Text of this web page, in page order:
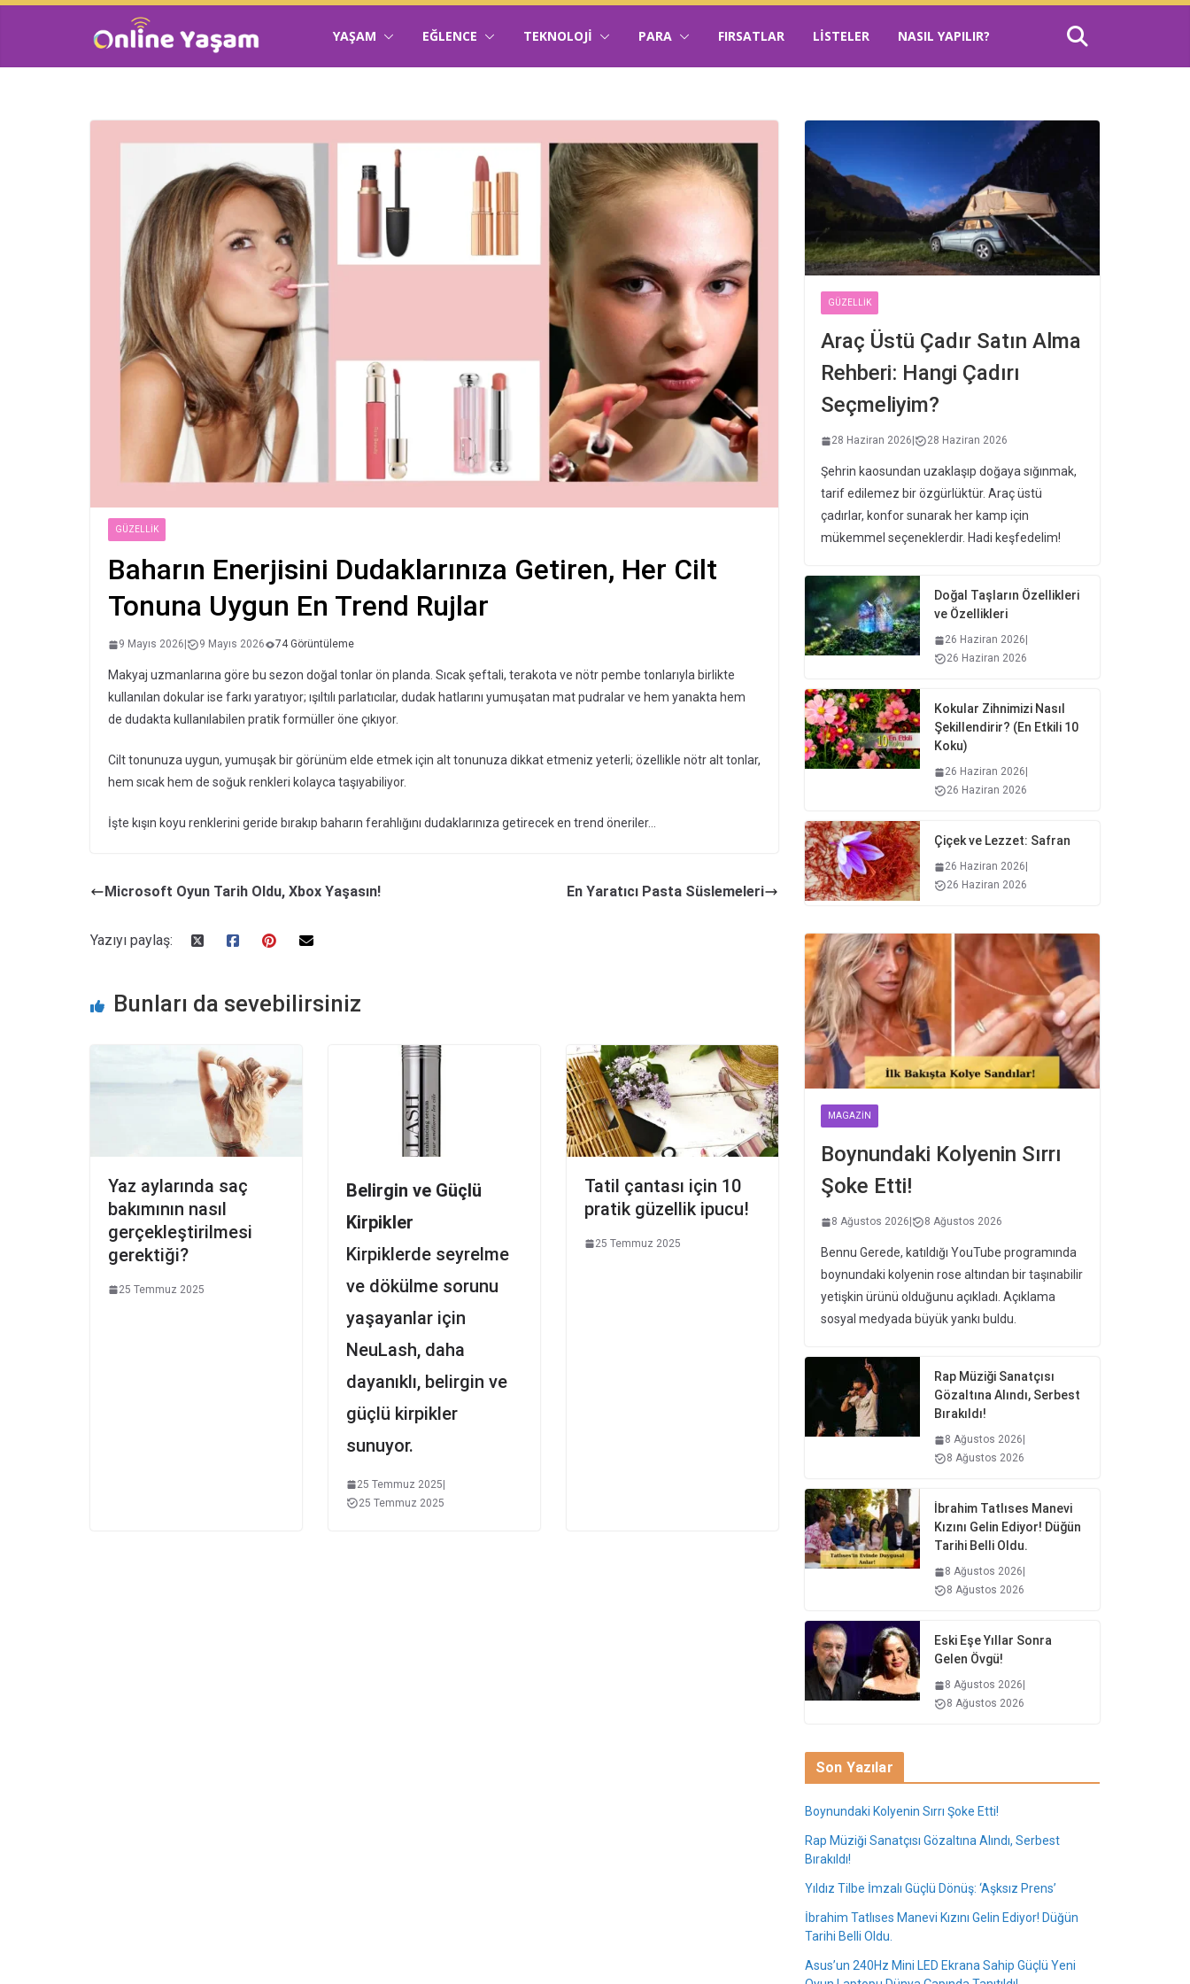
YAŞAM EĞLENCE TEKNOLOJI PARA FIRSATLAR LISTELER NASIL YAPILIR?
GÜZELLIK
Baharın Enerjisini Dudaklarınıza Getiren, Her Cilt
Tonuna Uygun En Trend Rujlar
9 Mayıs 2026 9 Mayıs 2026 74 Görüntüleme
Makyaj uzmanlarına göre bu sezon doğal tonlar ön planda. Sıcak şeftali, terakota ve nötr pembe tonlarıyla birlikte
kullanılan dokular ise farkı yaratıyor; ışıltılı parlatıcılar, dudak hatlarını yumuşatan mat pudralar ve hem yanakta hem
de dudakta kullanılabilen pratik formüller öne çıkıyor.
Cilt tonunuza uygun, yumuşak bir görünüm elde etmek için alt tonunuza dikkat etmeniz yeterli; özellikle nötr alt tonlar,
hem sıcak hem de soğuk renkleri kolayca taşıyabiliyor.
İşte kışın koyu renklerini geride bırakıp baharın ferahlığını dudaklarınıza getirecek en trend öneriler…
Microsoft Oyun Tarih Oldu, Xbox Yaşasın! En Yaratıcı Pasta Süslemeleri
Yazıyı paylaş:
Bunları da sevebilirsiniz
Yaz aylarında saç
bakımının nasıl
gerçekleştirilmesi
gerektiği?
25 Temmuz 2025
Belirgin ve Güçlü
Kirpikler
Kirpiklerde seyrelme
ve dökülme sorunu
yaşayanlar için
NeuLash, daha
dayanıklı, belirgin ve
güçlü kirpikler
sunuyor.
25 Temmuz 2025|
25 Temmuz 2025
Tatil çantası için 10
pratik güzellik ipucu!
25 Temmuz 2025
GÜZELLIK
Araç Üstü Çadır Satın Alma
Rehberi: Hangi Çadırı
Seçmeliyim?
28 Haziran 2026 28 Haziran 2026
Şehrin kaosundan uzaklaşıp doğaya sığınmak,
tarif edilemez bir özgürlüktür. Araç üstü
çadırlar, konfor sunarak her kamp için
mükemmel seçeneklerdir. Hadi keşfedelim!
Doğal Taşların Özellikleri
ve Özellikleri
26 Haziran 2026
26 Haziran 2026
Kokular Zihnimizi Nasıl
Şekillendirir? (En Etkili 10
Koku)
26 Haziran 2026
26 Haziran 2026
Çiçek ve Lezzet: Safran
26 Haziran 2026
26 Haziran 2026
MAGAZIN
Boynundaki Kolyenin Sırrı
Şoke Etti!
8 Ağustos 2026 8 Ağustos 2026
Bennu Gerede, katıldığı YouTube programında
boynundaki kolyenin rose altından bir taşınabilir
yetişkin ürünü olduğunu açıkladı. Açıklama
sosyal medyada büyük yankı buldu.
Rap Müziği Sanatçısı
Gözaltına Alındı, Serbest
Bırakıldı!
8 Ağustos 2026
8 Ağustos 2026
İbrahim Tatlıses Manevi
Kızını Gelin Ediyor! Düğün
Tarihi Belli Oldu.
8 Ağustos 2026
8 Ağustos 2026
Eski Eşe Yıllar Sonra
Gelen Övgü!
8 Ağustos 2026
8 Ağustos 2026
Son Yazılar
Boynundaki Kolyenin Sırrı Şoke Etti!
Rap Müziği Sanatçısı Gözaltına Alındı, Serbest
Bırakıldı!
Yıldız Tilbe İmzalı Güçlü Dönüş: ‘Aşksız Prens’
İbrahim Tatlıses Manevi Kızını Gelin Ediyor! Düğün
Tarihi Belli Oldu.
Asus’un 240Hz Mini LED Ekrana Sahip Güçlü Yeni